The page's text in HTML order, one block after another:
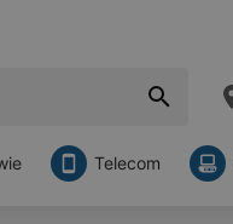
Telecom